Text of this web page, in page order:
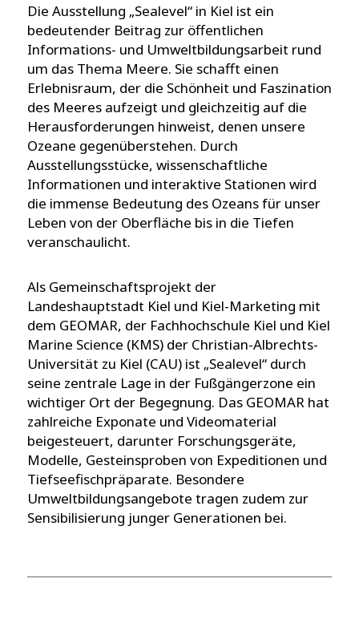
Die Ausstellung „Sealevel“ in Kiel ist ein
bedeutender Beitrag zur öffentlichen
Informations- und Umweltbildungsarbeit rund
um das Thema Meere. Sie schafft einen
Erlebnisraum, der die Schönheit und Faszination
des Meeres aufzeigt und gleichzeitig auf die
Herausforderungen hinweist, denen unsere
Ozeane gegenüberstehen. Durch
Ausstellungsstücke, wissenschaftliche
Informationen und interaktive Stationen wird
die immense Bedeutung des Ozeans für unser
Leben von der Oberfläche bis in die Tiefen
veranschaulicht.
Als Gemeinschaftsprojekt der
Landeshauptstadt Kiel und Kiel-Marketing mit
dem GEOMAR, der Fachhochschule Kiel und Kiel
Marine Science (KMS) der Christian-Albrechts-
Universität zu Kiel (CAU) ist „Sealevel“ durch
seine zentrale Lage in der Fußgängerzone ein
wichtiger Ort der Begegnung. Das GEOMAR hat
zahlreiche Exponate und Videomaterial
beigesteuert, darunter Forschungsgeräte,
Modelle, Gesteinsproben von Expeditionen und
Tiefseefischpräparate. Besondere
Umweltbildungsangebote tragen zudem zur
Sensibilisierung junger Generationen bei.